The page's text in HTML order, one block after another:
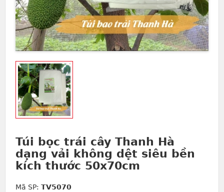
Túi bọc trái cây Thanh Hà
dạng vải không dệt siêu bền
kích thước 50x70cm
Mã SP: TV5070